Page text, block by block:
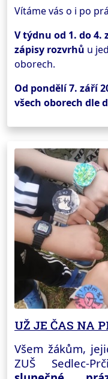
Vítáme vás o i po
V týdnu od 1. do 4.
zápisy rozvrhů u
oborech.
Od pondělí 7. září
všech oborech dle
UŽ JE ČAS NA
Všem žákům,
ZUŠ Sedlec-